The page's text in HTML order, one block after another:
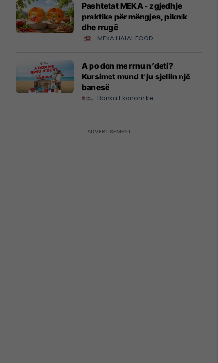
Pashtetat MEKA - zgjedhje
praktike për mëngjes, piknik
dhe rrugë
MEKA HALAL FOOD
A po don me rrnu n’deti?
Kursimet mund t’ju sjellin një
banesë
Banka Ekonomike